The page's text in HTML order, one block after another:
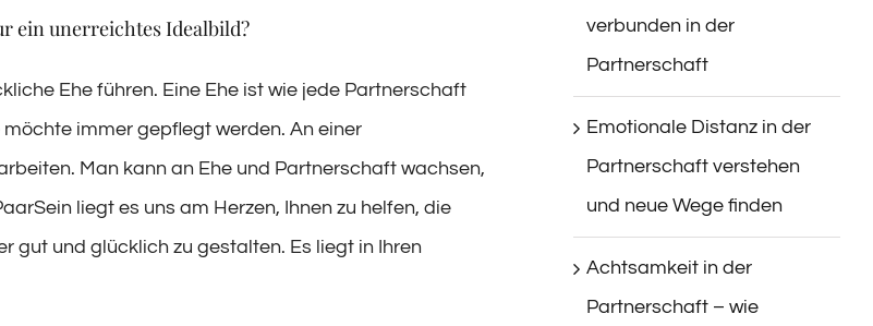
ein unerreichtes Idealbild?
Ehe führen. Eine Ehe ist wie jede Partnerschaft
immer gepflegt werden. An einer
Man kann an Ehe und Partnerschaft wachsen,
liegt es uns am Herzen, Ihnen zu helfen, die
gut und glücklich zu gestalten. Es liegt in Ihren
verbunden in der
Partnerschaft
Emotionale Distanz in der
Partnerschaft verstehen
und neue Wege finden
Achtsamkeit in der
Partnerschaft – wie